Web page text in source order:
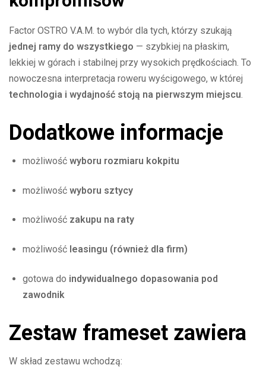
Factor OSTRO V.A.M. to wybór dla tych, którzy szukają
jednej ramy do wszystkiego — szybkiej na płaskim,
lekkiej w górach i stabilnej przy wysokich prędkościach. To
nowoczesna interpretacja roweru wyścigowego, w której
technologia i wydajność stoją na pierwszym miejscu.
Dodatkowe informacje
możliwość wyboru rozmiaru kokpitu
możliwość wyboru sztycy
możliwość zakupu na raty
możliwość leasingu (również dla firm)
gotowa do indywidualnego dopasowania pod
zawodnik
Zestaw frameset zawiera
W skład zestawu wchodzą: